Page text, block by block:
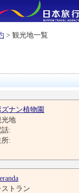
> 観光地一覧
ズナン植物園
光地
話:
所:
ストラン